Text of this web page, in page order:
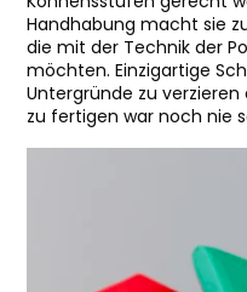
Handhabung macht sie
die mit der Technik der
möchten. Einzigartige
Untergründe zu
zu fertigen war noch nie